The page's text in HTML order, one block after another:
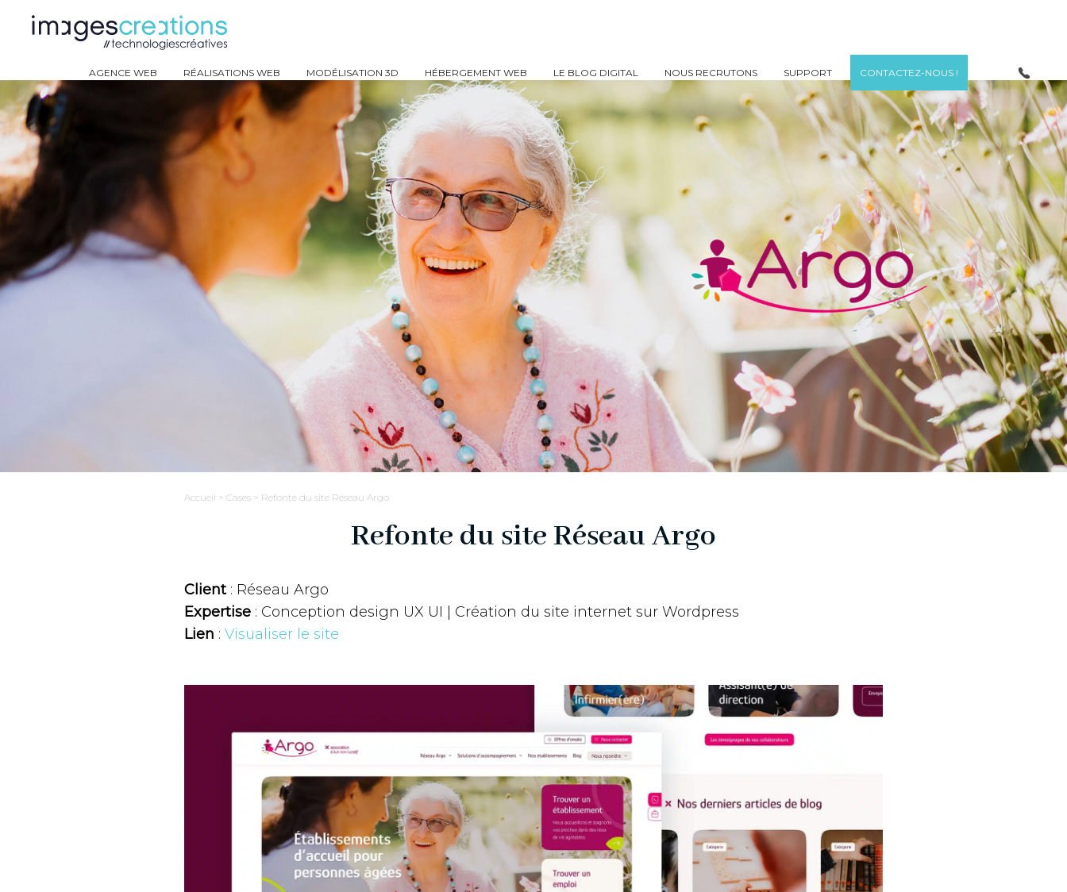
AGENCE WEB RÉALISATIONS WEB MODÉLISATION 3D HÉBERGEMENT WEB LE BLOG DIGITAL NOUS RECRUTONS SUPPORT CONTACTEZ-NOUS !
Accueil > Cases > Refonte du site Réseau Argo
Refonte du site Réseau Argo
Client: Réseau Argo
Expertise : Conception design UX UI | Création du site internet sur Wordpress
Lien : Visualiser le site